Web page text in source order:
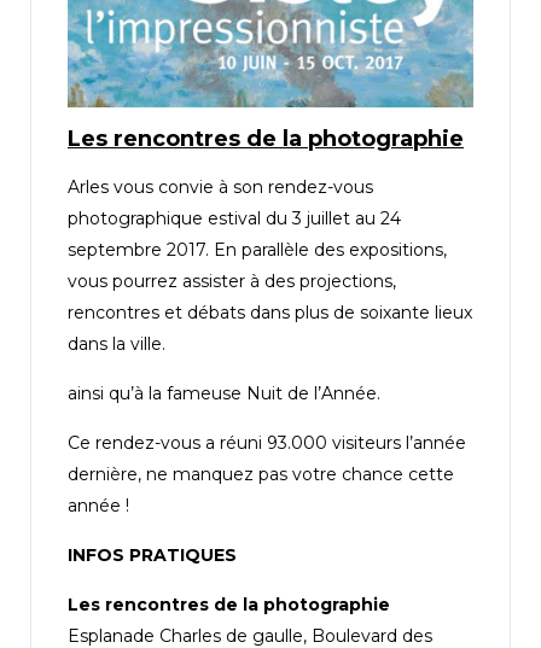
Les rencontres de la photographie
Arles vous convie à son rendez-vous
photographique estival du 3 juillet au 24
septembre 2017. En parallèle des expositions,
vous pourrez assister à des projections,
rencontres et débats dans plus de soixante lieux
dans la ville.
ainsi qu’à la fameuse Nuit de l’Année.
Ce rendez-vous a réuni 93.000 visiteurs l’année
dernière, ne manquez pas votre chance cette
année !
INFOS PRATIQUES
Les rencontres de la photographie
Esplanade Charles de gaulle, Boulevard des